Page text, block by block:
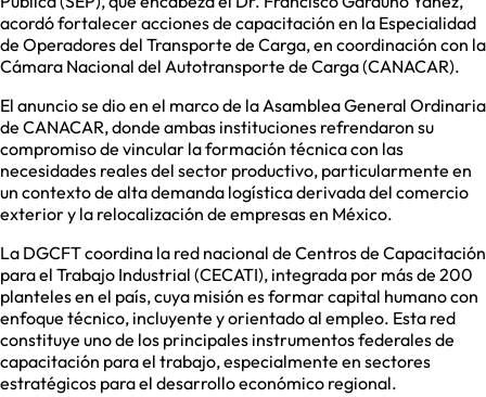
acordó fortalecer acciones de capacitación en la Especialidad
de Operadores del Transporte de Carga, en coordinación con la
Cámara Nacional del Autotransporte de Carga (CANACAR).
El anuncio se dio en el marco de la Asamblea General Ordinaria
de CANACAR, donde ambas instituciones refrendaron su
compromiso de vincular la formación técnica con las
necesidades reales del sector productivo, particularmente en
un contexto de alta demanda logística derivada del comercio
exterior y la relocalización de empresas en México.
La DGCFT coordina la red nacional de Centros de Capacitación
para el Trabajo Industrial (CECATI), integrada por más de 200
planteles en el país, cuya misión es formar capital humano con
enfoque técnico, incluyente y orientado al empleo. Esta red
constituye uno de los principales instrumentos federales de
capacitación para el trabajo, especialmente en sectores
estratégicos para el desarrollo económico regional.